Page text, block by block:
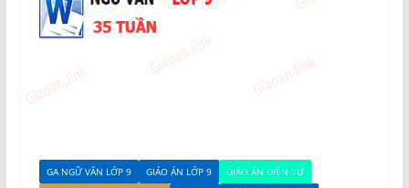
GA NGỮ VĂN LỚP 9 GIÁO ÁN LỚP 9
GIÁO ÁN ĐIỆN TỬ